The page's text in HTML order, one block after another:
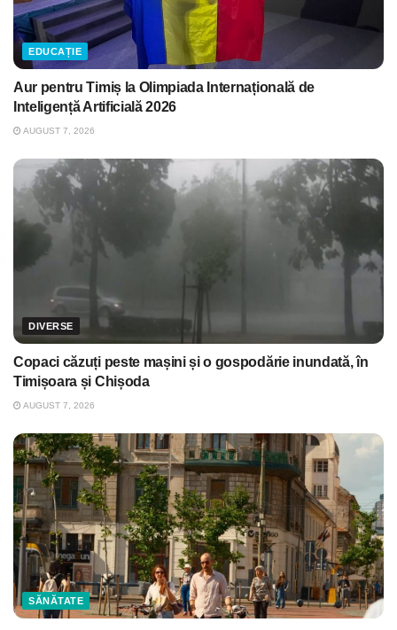
EDUCAȚIE
Aur pentru Timiș la Olimpiada Internațională de
Inteligență Artificială 2026
AUGUST 7, 2026
DIVERSE
Copaci căzuți peste mașini și o gospodărie inundată, în
Timișoara și Chișoda
AUGUST 7, 2026
SĂNĂTATE